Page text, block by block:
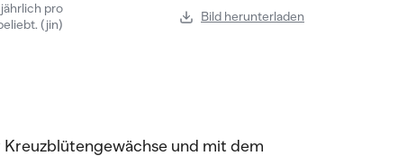
pro
(jin)
Bild herunterladen
und mit dem